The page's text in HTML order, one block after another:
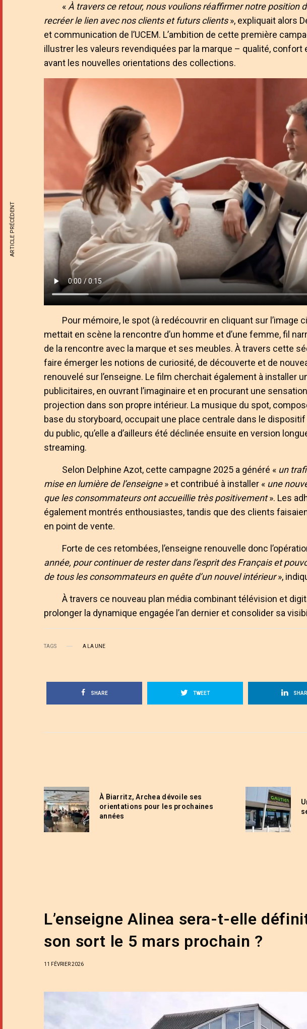
« À travers ce retour, nous voulions réaffirmer notre position
recréer le lien avec nos clients et futurs clients», expliquait alors
et communication de l’UCEM. L’ambition de cette première
illustrer les valeurs revendiquées par la marque – qualité,
avant les nouvelles orientations des collections.
Pour mémoire, le spot (à redécouvrir en cliquant sur l’image
mettait en scène la rencontre d’un homme et d’une femme, fil
de la rencontre avec la marque et ses meubles. À travers cette
faire émerger les notions de curiosité, de découverte et de
renouvelé sur l’enseigne. Le film cherchait également à installer
publicitaires, en ouvrant l’imaginaire et en procurant une
projection dans son propre intérieur. La musique du spot,
base du storyboard, occupait une place centrale dans le
du public, qu’elle a d’ailleurs été déclinée ensuite en version
streaming.
Selon Delphine Azot, cette campagne 2025 a généré « un
mise en lumière de l’enseigne» et contribué à installer « une
que les consommateurs ont accueillie très positivement». Les
également montrés enthousiastes, tandis que des clients
en point de vente.
Forte de ces retombées, l’enseigne renouvelle donc
année, pour continuer de rester dans l’esprit des Français et
de tous les consommateurs en quête d’un nouvel intérieur»,
À travers ce nouveau plan média combinant télévision et
prolonger la dynamique engagée l’an dernier et consolider sa
TAGS A LA UNE
SHARE TWEET
ARTICLE PRÉCÉDENT
À Biarritz, Archea dévoile ses
orientations pour les prochaines
années
L’enseigne Alinea sera-t-elle
son sort le 5 mars prochain ?
11 FÉVRIER 2026